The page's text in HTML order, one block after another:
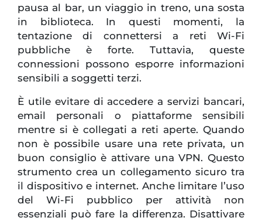
pausa al bar, un viaggio in treno, una sosta
in biblioteca. In questi momenti, la
tentazione di connettersi a reti Wi-Fi
pubbliche è forte. Tuttavia, queste
connessioni possono esporre informazioni
sensibili a soggetti terzi.
È utile evitare di accedere a servizi bancari,
email personali o piattaforme sensibili
mentre si è collegati a reti aperte. Quando
non è possibile usare una rete privata, un
buon consiglio è attivare una VPN. Questo
strumento crea un collegamento sicuro tra
il dispositivo e internet. Anche limitare l’uso
del Wi-Fi pubblico per attività non
essenziali può fare la differenza. Disattivare